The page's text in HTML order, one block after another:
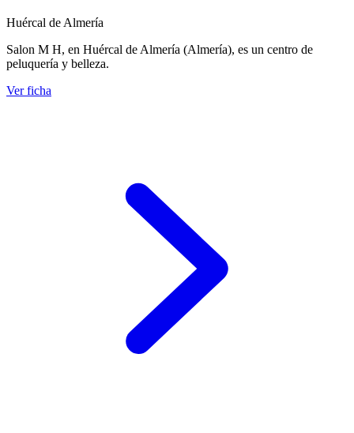
Huércal de Almería
Salon M H, en Huércal de Almería (Almería), es un centro de
peluquería y belleza.
Ver ficha